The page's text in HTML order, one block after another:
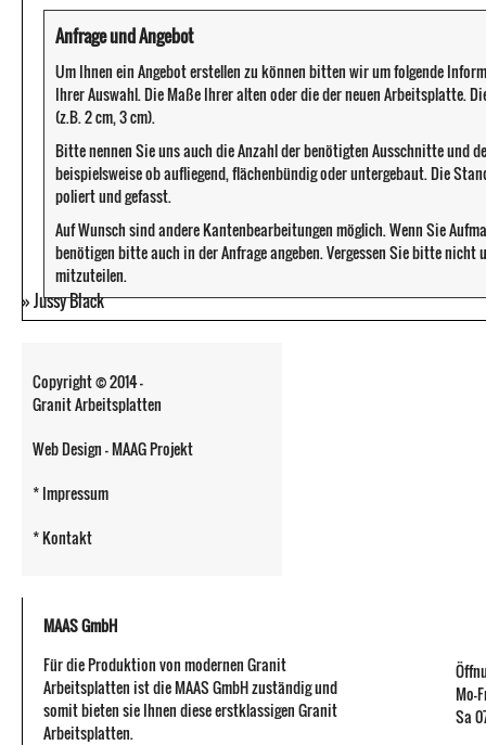
Anfrage und Angebot
Um Ihnen ein Angebot erstellen zu können bitten wir um folgende
Ihrer Auswahl. Die Maße Ihrer alten oder die der neuen Arbeitsplatte.
(z.B. 2 cm, 3 cm).
Bitte nennen Sie uns auch die Anzahl der benötigten Ausschnitte und
beispielsweise ob aufliegend, flächenbündig oder untergebaut. Die
poliert und gefasst.
Auf Wunsch sind andere Kantenbearbeitungen möglich. Wenn Sie
benötigen bitte auch in der Anfrage angeben. Vergessen Sie bitte
mitzuteilen.
»Jussy Black
Copyright © 2014 -
Granit Arbeitsplatten
Web Design - MAAG Projekt
* Impressum
* Kontakt
MAAS GmbH
Für die Produktion von modernen Granit
Arbeitsplatten ist die MAAS GmbH zuständig und
somit bieten sie Ihnen diese erstklassigen Granit
Arbeitsplatten.
Mo-
Sa